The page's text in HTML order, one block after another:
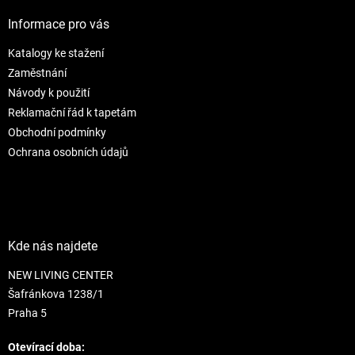
Informace pro vás
Katalogy ke stažení
Zaměstnání
Návody k použití
Reklamační řád k tapetám
Obchodní podmínky
Ochrana osobních údajů
Kde nás najdete
NEW LIVING CENTER
Šafránkova 1238/1
Praha 5
Otevírací doba: